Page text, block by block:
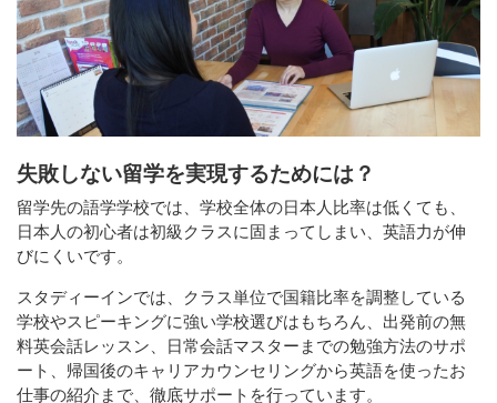
失敗しない留学を実現するためには？
留学先の語学学校では、学校全体の日本人比率は低くても、
日本人の初心者は初級クラスに固まってしまい、英語力が伸
びにくいです。
スタディーインでは、クラス単位で国籍比率を調整している
学校やスピーキングに強い学校選びはもちろん、出発前の無
料英会話レッスン、日常会話マスターまでの勉強方法のサポ
ート、帰国後のキャリアカウンセリングから英語を使ったお
仕事の紹介まで、徹底サポートを行っています。